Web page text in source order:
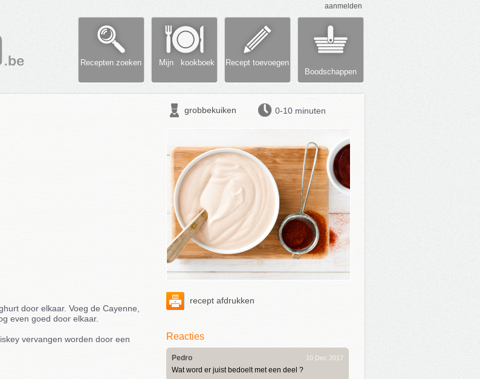
aanmelden
Recepten zoeken Mijn kookboek
Recept toevoegen
Boodschappen
grobbekuiken 0-10 minuten
door elkaar. Voeg de Cayenne,
even goed door elkaar.
vervangen worden door een
recept afdrukken
Reacties
Pedro 10 Dec 2017
Wat word er juist bedoelt met een deel ?